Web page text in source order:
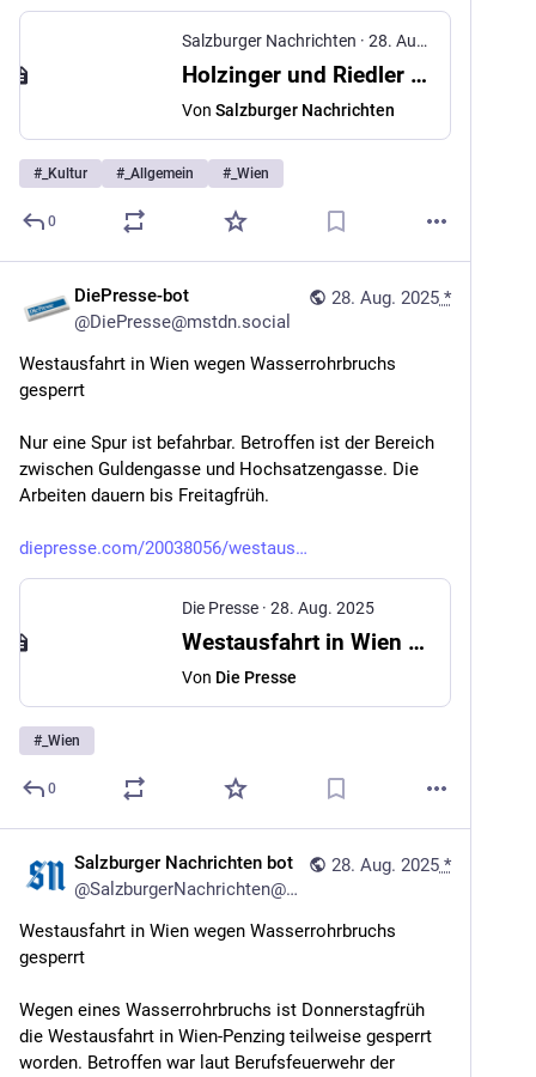
Salzburger Nachrichten · 28. Aug. 2025
Holzinger und Riedler in "Theater heute"-Umfrage vorne
Von Salzburger Nachrichten
# _Kultur # _Allgemein # _Wien
0
28. Aug. 2025 *
DiePresse-bot
@DiePresse@mstdn.social
Westausfahrt in Wien wegen Wasserrohrbruchs
gesperrt
Nur eine Spur ist befahrbar. Betroffen ist der Bereich
zwischen Guldengasse und Hochsatzengasse. Die
Arbeiten dauern bis Freitagfrüh.
diepresse.com/20038056/westaus
Die Presse · 28. Aug. 2025
Westausfahrt in Wien wegen Wasserrohrbruchs gesperrt
Von Die Presse
# _Wien
0
28. Aug. 2025 *
Salzburger Nachrichten bot
@SalzburgerNachrichten@mstdn.social
Westausfahrt in Wien wegen Wasserrohrbruchs
gesperrt
Wegen eines Wasserrohrbruchs ist Donnerstagfrüh
die Westausfahrt in Wien-Penzing teilweise gesperrt
worden. Betroffen war laut Berufsfeuerwehr der